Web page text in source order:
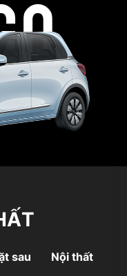
sau Nội thất